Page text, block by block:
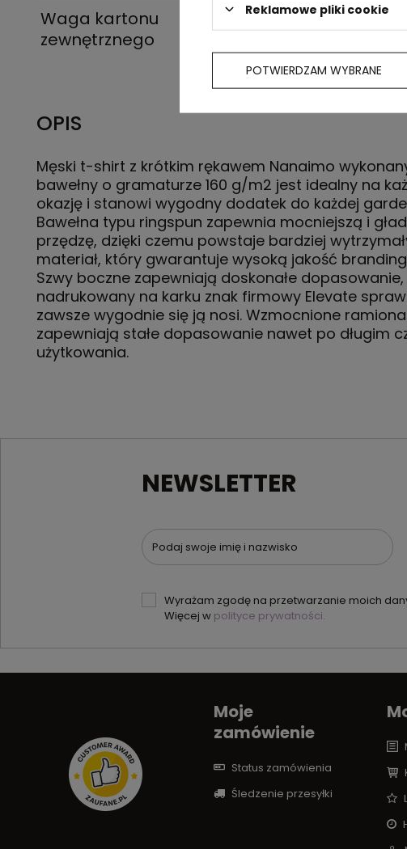
Waga kartonu
zewnętrznego
9 kg 12 kg
OPIS
Męski t-shirt z krótkim rękawem Nanaimo
bawełny o gramaturze 160 g/m2 jest idealny na
okazję i stanowi wygodny dodatek do każdej
Bawełna typu ringspun zapewnia mocniejszą i
przędzę, dzięki czemu powstaje bardziej
materiał, który gwarantuje wysoką jakość
Szwy boczne zapewniają doskonałe dopasowanie,
nadrukowany na karku znak firmowy Elevate
zawsze wygodnie się ją nosi. Wzmocnione ramiona
zapewniają stałe dopasowanie nawet po długim
użytkowania.
NEWSLETTER
Podaj swoje imię i nazwisko
Wyrażam zgodę na przetwarzanie moich
Więcej w polityce prywatności.
Moje
zamówienie
Status zamówienia
Śledzenie przesyłki
Reklamowe pliki cookie
POTWIERDZAM WYBRANE